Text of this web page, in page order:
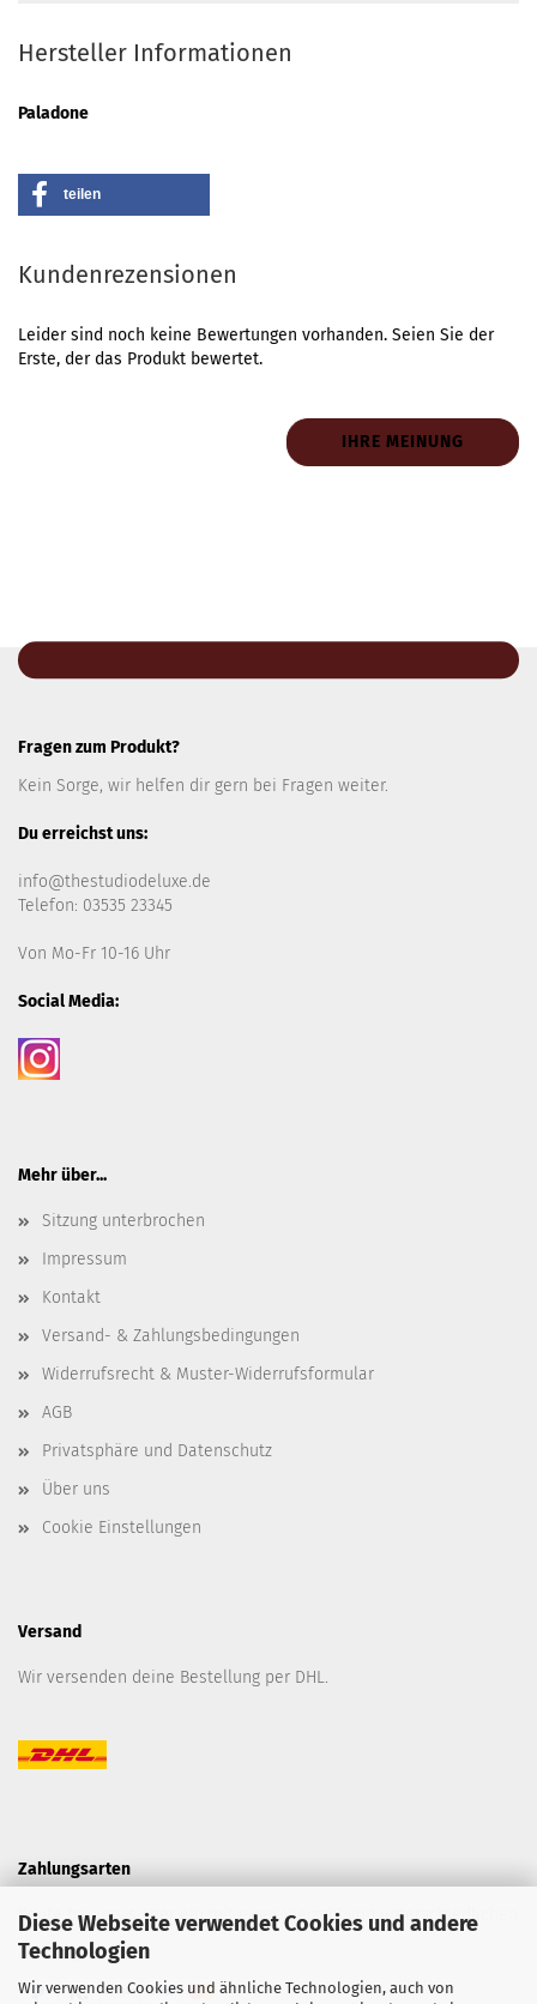
Diese Webseite verwendet Cookies und andere
Technologien
Wir verwenden Cookies und ähnliche Technologien, auch von
Hersteller Informationen
Paladone
teilen
Kundenrezensionen
Leider sind noch keine Bewertungen vorhanden. Seien Sie der
Erste, der das Produkt bewertet.
IHRE MEINUNG
Fragen zum Produkt?
Kein Sorge, wir helfen dir gern bei Fragen weiter.
Du erreichst uns:
info@thestudiodeluxe.de
Telefon: 03535 23345
Von Mo-Fr 10-16 Uhr
Social Media:
Mehr über...
Sitzung unterbrochen
Impressum
Kontakt
Versand- & Zahlungsbedingungen
Widerrufsrecht & Muster-Widerrufsformular
AGB
Privatsphäre und Datenschutz
Über uns
Cookie Einstellungen
Versand
Wir versenden deine Bestellung per DHL.
Zahlungsarten
Kaufe bei uns sicher ein mit einer Vielzahl von unterschiedlichen
Zahlungsarten.